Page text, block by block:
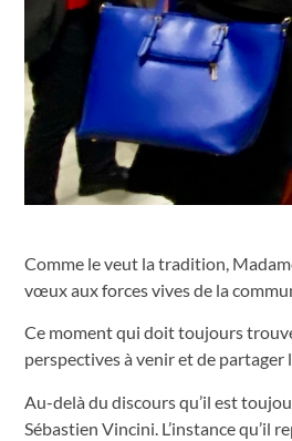
Comme le veut la tradition,
vœux aux forces vives de la
Ce moment qui doit toujours
perspectives à venir et de
Au-delà du discours qu’il est
Sébastien Vincini. L’instance